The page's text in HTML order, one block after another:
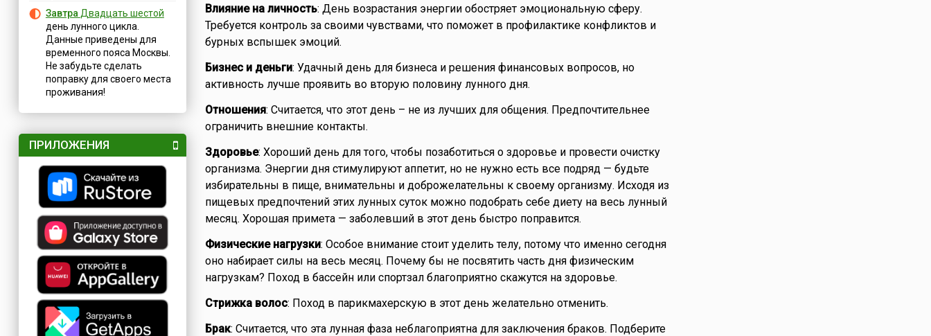
Завтра Двадцать шестой
день лунного цикла.
Данные приведены для
временного пояса Москвы.
Не забудьте сделать
поправку для своего места
проживания!
ПРИЛОЖЕНИЯ
Влияние на личность: День возрастания энергии обостряет эмоциональную сферу.
Требуется контроль за своими чувствами, что поможет в профилактике конфликтов и
бурных вспышек эмоций.
Бизнес и деньги: Удачный день для бизнеса и решения финансовых вопросов, но
активность лучше проявить во вторую половину лунного дня.
Отношения: Считается, что этот день – не из лучших для общения. Предпочтительнее
ограничить внешние контакты.
Здоровье: Хороший день для того, чтобы позаботиться о здоровье и провести очистку
организма. Энергии дня стимулируют аппетит, но не нужно есть все подряд — будьте
избирательны в пище, внимательны и доброжелательны к своему организму. Исходя из
пищевых предпочтений этих лунных суток можно подобрать себе диету на весь лунный
месяц. Хорошая примета — заболевший в этот день быстро поправится.
Физические нагрузки: Особое внимание стоит уделить телу, потому что именно сегодня
оно набирает силы на весь месяц. Почему бы не посвятить часть дня физическим
нагрузкам? Поход в бассейн или спортзал благоприятно скажутся на здоровье.
Стрижка волос: Поход в парикмахерскую в этот день желательно отменить.
Брак: Считается, что эта лунная фаза неблагоприятна для заключения браков. Подберите